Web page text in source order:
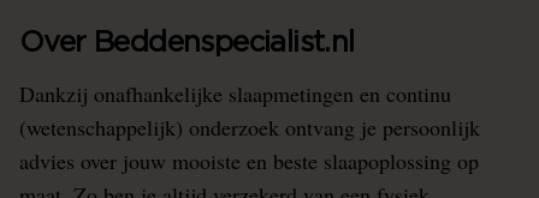
Over Beddenspecialist.nl
Dankzij onafhankelijke slaapmetingen en continu
(wetenschappelijk) onderzoek ontvang je persoonlijk
advies over jouw mooiste en beste slaapoplossing op